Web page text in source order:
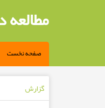
صفحه نخست
گزارش